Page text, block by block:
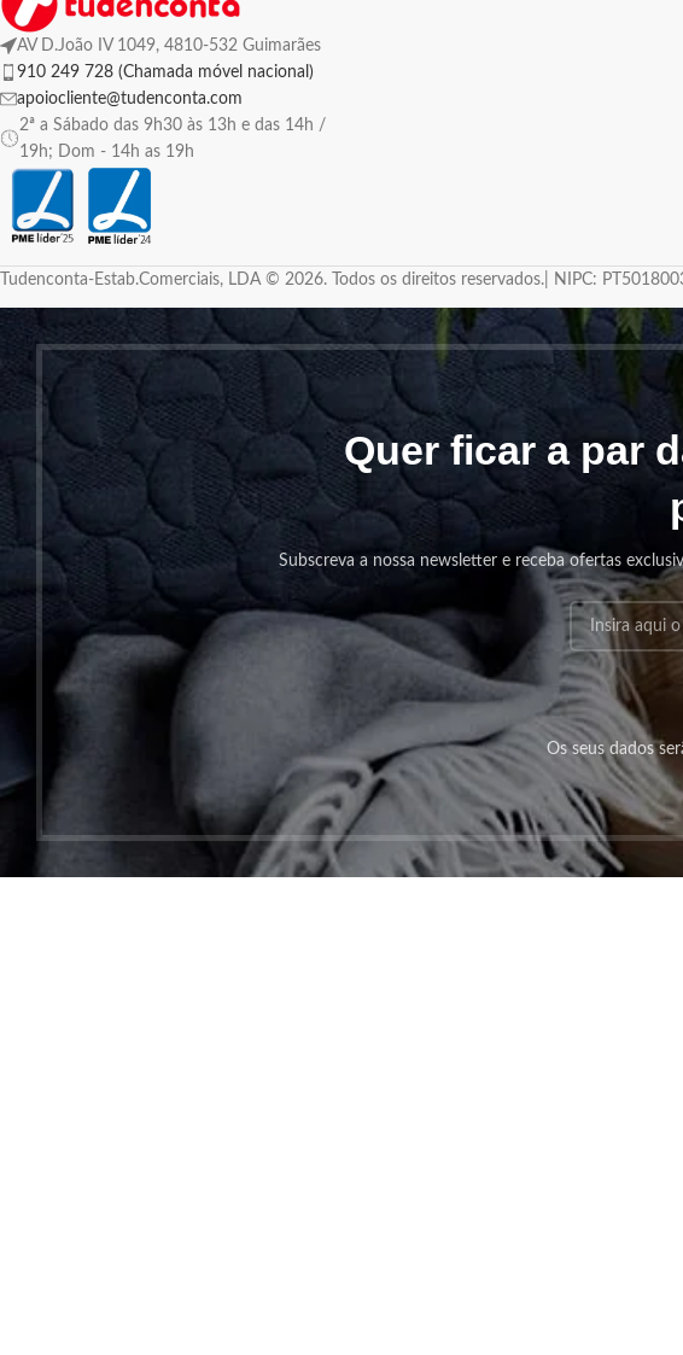
AV D.João IV 1049, 4810-532 Guimarães
910 249 728 (Chamada móvel nacional)
apoiocliente@tudenconta.com
2ª a Sábado das 9h30 às 13h e das 14h /
19h; Dom - 14h as 19h
Tudenconta-Estab.Comerciais, LDA © 2026. Todos os direitos reservados.| NIPC:
Quer ficar a par
Subscreva a nossa newsletter e receba ofertas
Os seus dados